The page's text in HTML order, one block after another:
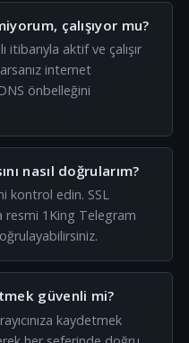
çalışıyor mu?
itibarıyla aktif ve çalışır
internet
önbelleğini
nasıl doğrularım?
kontrol edin. SSL
resmi 1King Telegram
güvenli mi?
kaydetmek